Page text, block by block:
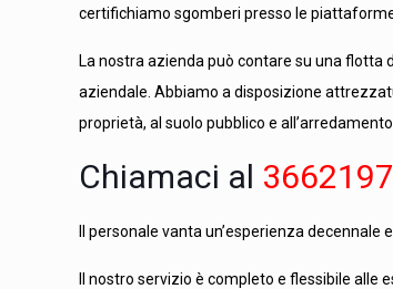
certifichiamo sgomberi presso le
La nostra azienda può contare su una
aziendale. Abbiamo a disposizione
proprietà, al suolo pubblico e
Chiamaci al
Il personale vanta un’esperienza
Il nostro servizio è completo e flessibile alle